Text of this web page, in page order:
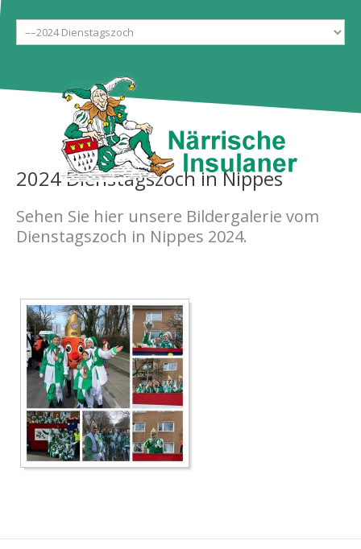
Start
Galerien
Ehrentanzgarde
Aktuelles
Tickets
2024 Dienstagszoch inNippes
Sehen Sie hier unsere Bildergalerie vom
Dienstagszoch in Nippes 2024.